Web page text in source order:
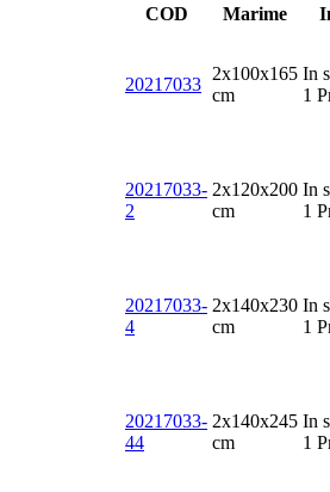
COD
Marime
20217033
2x100x165
cm
In
1
20217033-
2
2x120x200
cm
In
1
20217033-
4
2x140x230
cm
In
1
20217033-
44
2x140x245
cm
In
1